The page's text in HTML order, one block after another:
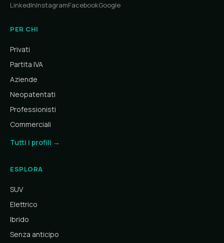
LinkedInInstagramFacebookGoogle
PER CHI
Privati
Partita IVA
Aziende
Neopatentati
Professionisti
Commerciali
Tutti i profili →
ESPLORA
SUV
Elettrico
Ibrido
Senza anticipo